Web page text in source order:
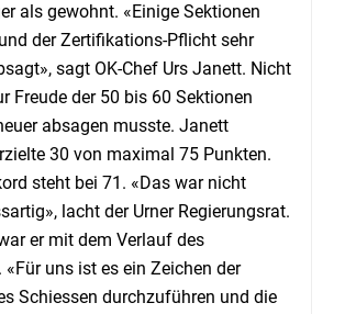
als gewohnt. «Einige Sektionen
der Zertifikations-Pflicht sehr
sagt OK-Chef Urs Janett. Nicht
Freude der 50 bis 60 Sektionen
absagen musste. Janett
30 von maximal 75 Punkten.
steht bei 71. «Das war nicht
lacht der Urner Regierungsrat.
er mit dem Verlauf des
uns ist es ein Zeichen der
Schiessen durchzuführen und die